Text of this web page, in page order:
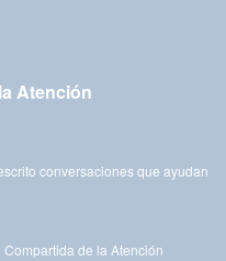
Atención
conversaciones que ayudan
de la Atención